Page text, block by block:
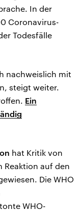
In der
Coronavirus-
Todesfälle
nachweislich mit
steigt weiter.
Ein
hat Kritik von
Reaktion auf den
Die WHO
WHO-